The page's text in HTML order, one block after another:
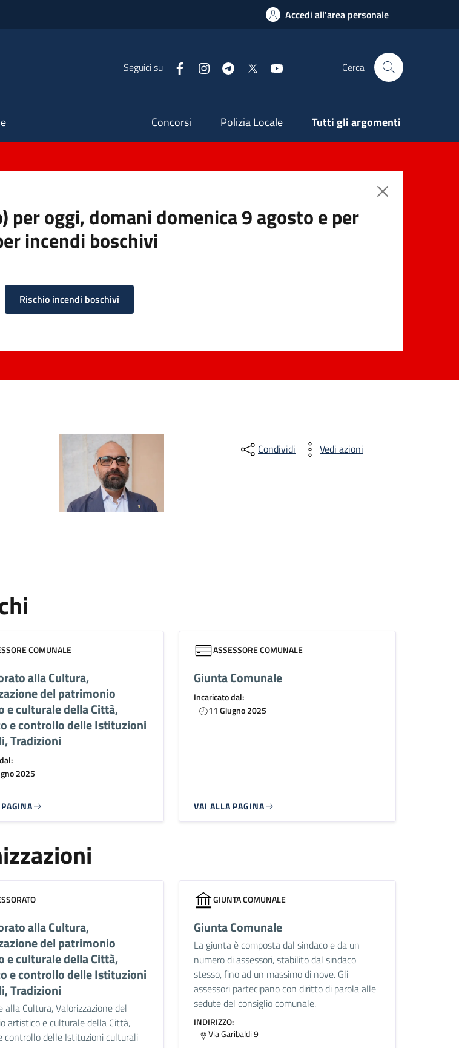
Accedi all'area personale
Seguici su FacebookInstagramTelegram Cerca
Secondaria
Concorsi Polizia Locale Tutti gli argomenti
oggi, domani domenica 9 agosto e per
incendi boschivi
Rischio incendi boschivi
Condividi Vedi azioni
COMUNALE
alla Cultura,
del patrimonio
e culturale della Città,
e controllo delle Istituzioni
Tradizioni
2025
ASSESSORE COMUNALE
Giunta Comunale
Incaricato dal:
11 Giugno 2025
VAI ALLA PAGINA
alla Cultura,
del patrimonio
e culturale della Città,
e controllo delle Istituzioni
Tradizioni
alla Cultura, Valorizzazione del
artistico e culturale della Città,
controllo delle Istituzioni culturali
GIUNTA COMUNALE
Giunta Comunale
La giunta è composta dal sindaco e da un
numero di assessori, stabilito dal sindaco
stesso, fino ad un massimo di nove. Gli
assessori partecipano con diritto di parola alle
sedute del consiglio comunale.
INDIRIZZO:
Via Garibaldi 9